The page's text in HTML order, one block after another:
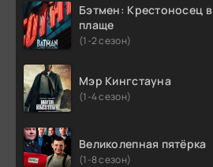
Бэтмен: Крестоносец в
плаще
(1-2 сезон)
Мэр Кингстауна
(1-4 сезон)
Великолепная пятёрка
(1-8 сезон)